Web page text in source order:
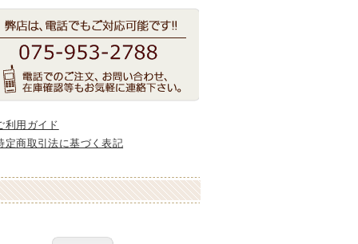
用ガイド
商取引法に基づく表記